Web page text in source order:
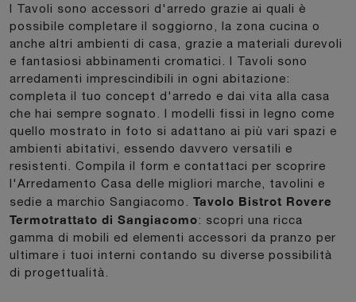
I Tavoli sono accessori d'arredo grazie ai quali è
possibile completare il soggiorno, la zona cucina o
anche altri ambienti di casa, grazie a materiali durevoli
e fantasiosi abbinamenti cromatici. I Tavoli sono
arredamenti imprescindibili in ogni abitazione:
completa il tuo concept d'arredo e dai vita alla casa
che hai sempre sognato. I modelli fissi in legno come
quello mostrato in foto si adattano ai più vari spazi e
ambienti abitativi, essendo davvero versatili e
resistenti. Compila il form e contattaci per scoprire
l'Arredamento Casa delle migliori marche, tavolini e
sedie a marchio Sangiacomo. Tavolo Bistrot Rovere
Termotrattato di Sangiacomo: scopri una ricca
gamma di mobili ed elementi accessori da pranzo per
ultimare i tuoi interni contando su diverse possibilità
di progettualità.